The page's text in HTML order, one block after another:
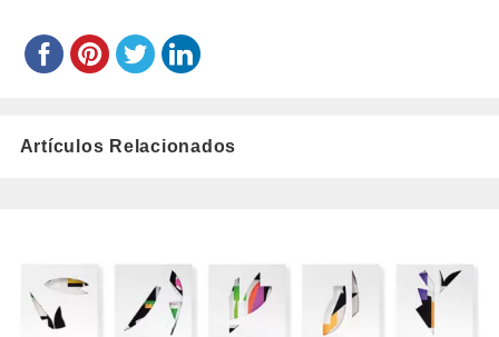
Artículos Relacionados